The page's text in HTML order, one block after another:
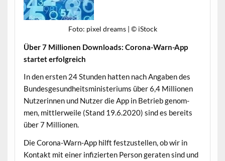
Foto: pix­el dreams | © iStock
Über 7 Mil­lio­nen Down­loads: Coro­na-Warn-App
startet erfolgreich
In den ersten 24 Stun­den hat­ten nach Angaben des
Bun­des­ge­sund­heitsmin­is­teri­ums über 6,4 Mil­lio­nen
Nutzerin­nen und Nutzer die App in Betrieb genom­
men, mit­tler­weile (Stand 19.6.2020) sind es bere­its
über 7 Millionen.
Die Coro­na-Warn-App hil­ft festzustellen, ob wir in
Kon­takt mit ein­er infizierten Per­son ger­at­en sind und